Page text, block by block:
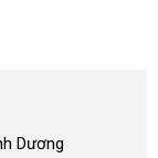
Dương